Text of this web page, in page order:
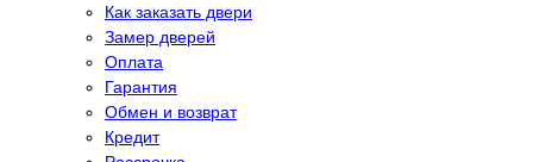
Как заказать двери
Замер дверей
Оплата
Гарантия
Обмен и возврат
Кредит